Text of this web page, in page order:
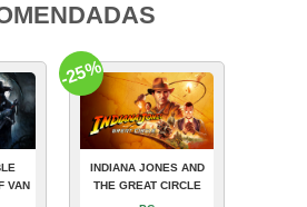
VAN
INDIANA JONES AND
THE GREAT CIRCLE
-25%